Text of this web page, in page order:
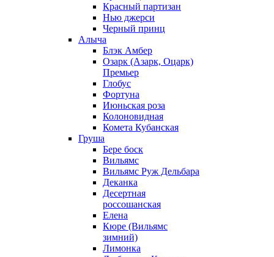
Красный партизан
Нью джерси
Черный принц
Алыча
Блэк Амбер
Озарк (Азарк, Оцарк)
Премьер
Глобус
Фортуна
Июньская роза
Колоновидная
Комета Кубанская
Груша
Бере боск
Вильямс
Вильямс Руж Дельбара
Деканка
Десертная
россошанская
Елена
Кюре (Вильямс
зимний)
Лимонка